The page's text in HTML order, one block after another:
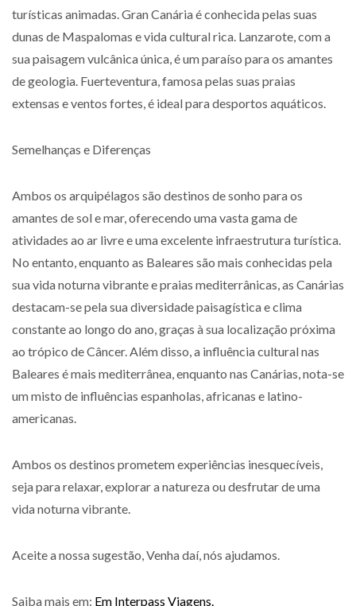
turísticas animadas. Gran Canária é conhecida pelas suas
dunas de Maspalomas e vida cultural rica. Lanzarote, com a
sua paisagem vulcânica única, é um paraíso para os amantes
de geologia. Fuerteventura, famosa pelas suas praias
extensas e ventos fortes, é ideal para desportos aquáticos.
Semelhanças e Diferenças
Ambos os arquipélagos são destinos de sonho para os
amantes de sol e mar, oferecendo uma vasta gama de
atividades ao ar livre e uma excelente infraestrutura turística.
No entanto, enquanto as Baleares são mais conhecidas pela
sua vida noturna vibrante e praias mediterrânicas, as Canárias
destacam-se pela sua diversidade paisagística e clima
constante ao longo do ano, graças à sua localização próxima
ao trópico de Câncer. Além disso, a influência cultural nas
Baleares é mais mediterrânea, enquanto nas Canárias, nota-se
um misto de influências espanholas, africanas e latino-
americanas.
Ambos os destinos prometem experiências inesquecíveis,
seja para relaxar, explorar a natureza ou desfrutar de uma
vida noturna vibrante.
Aceite a nossa sugestão, Venha daí, nós ajudamos.
Saiba mais em: Em Interpass Viagens.